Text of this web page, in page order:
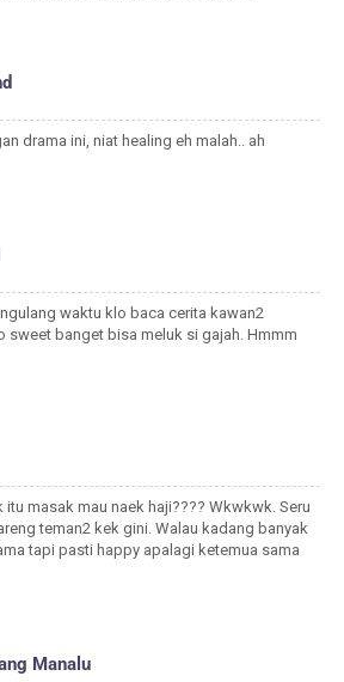
drama ini, niat healing eh malah.. ah
waktu klo baca cerita kawan2
sweet banget bisa meluk si gajah. Hmmm
itu masak mau naek haji???? Wkwkwk. Seru
teman2 kek gini. Walau kadang banyak
tapi pasti happy apalagi ketemua sama
Manalu